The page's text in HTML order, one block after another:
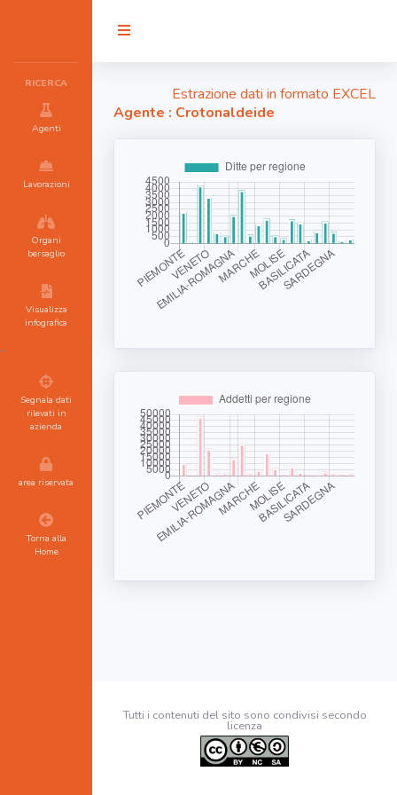
RICERCA
Agenti
Lavorazioni
Organi
bersaglio
Visualizza
infografica
-
Segnala dati
rilevati in
azienda
area riservata
Torna alla
Home
Estrazione dati in formato EXCEL
Agente : Crotonaldeide
Tutti i contenuti del sito sono condivisi secondo
licenza